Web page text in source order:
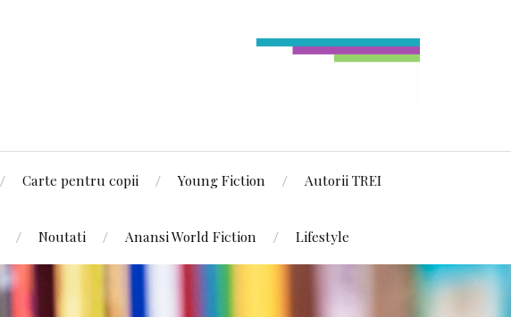
Carte pentru copii Young Fiction Autorii TREI
Noutati Anansi World Fiction Lifestyle